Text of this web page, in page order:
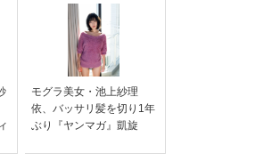
モグラ美女・池上紗理
依、バッサリ髪を切り1年
ぶり『ヤンマガ』凱旋